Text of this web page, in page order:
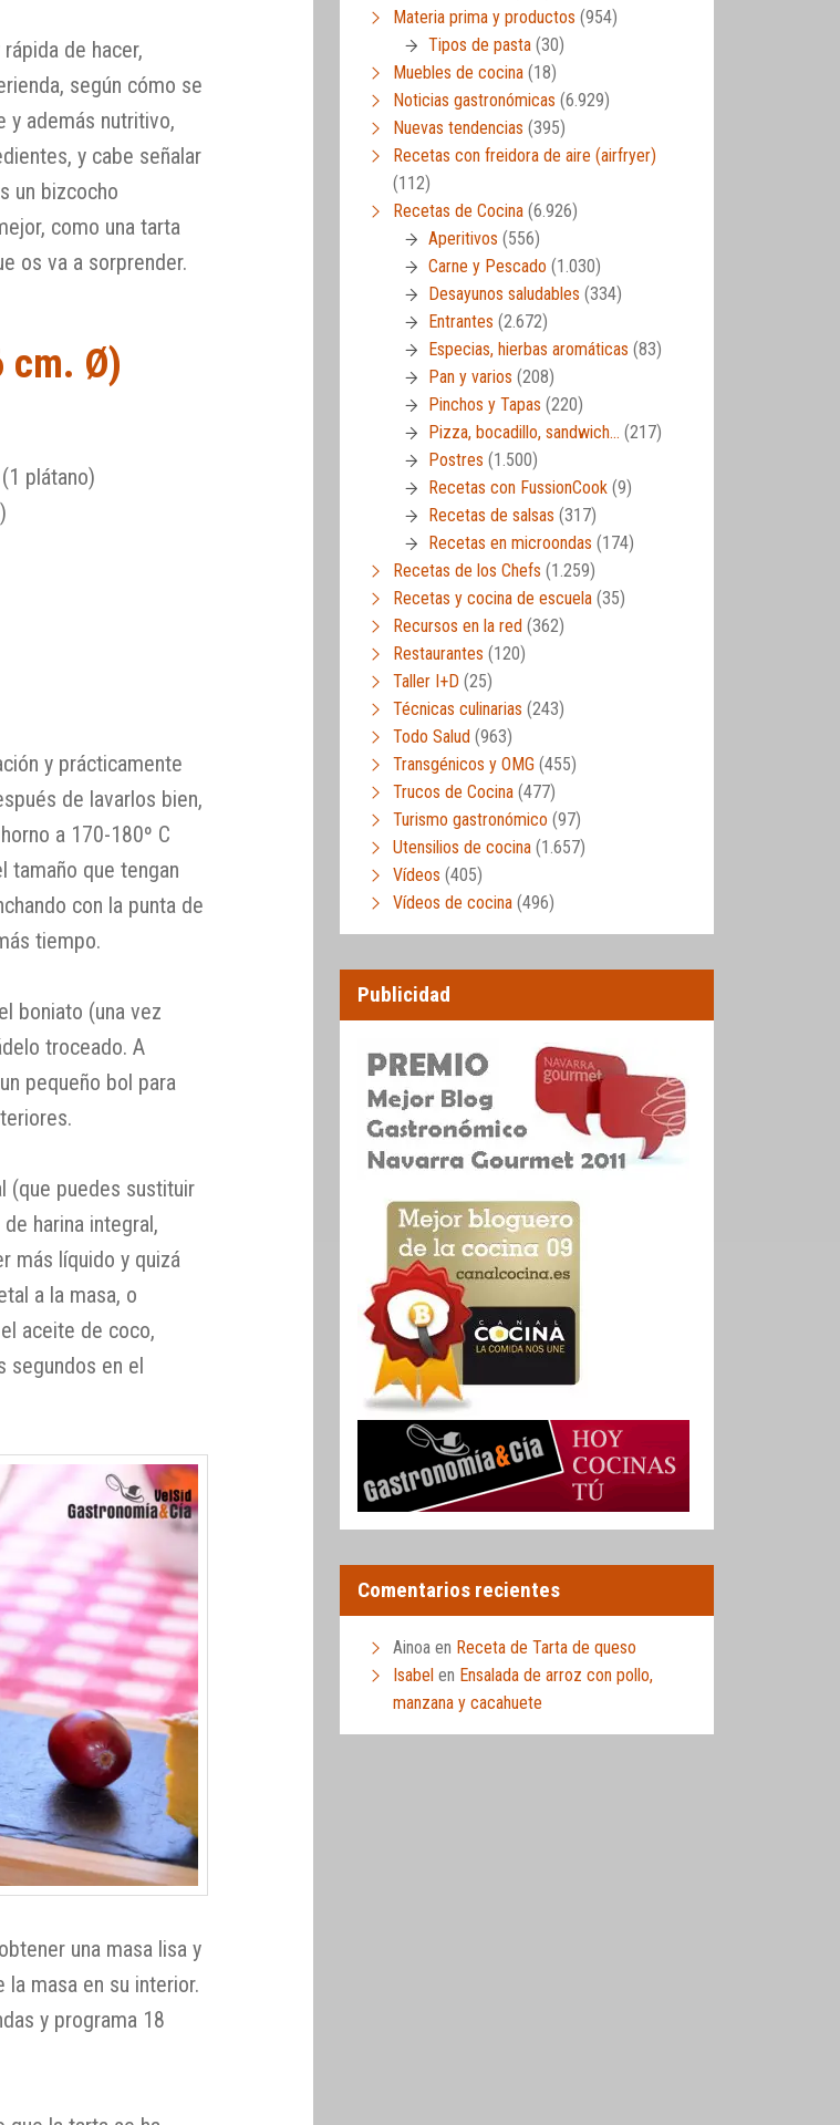
de hacer,
según cómo se
y además nutritivo,
y cabe señalar
un bizcocho
como una tarta
os va a sorprender.
cm. Ø)
plátano)
y prácticamente
de lavarlos bien,
a 170-180º C
tamaño que tengan
con la punta de
tiempo.
boniato (una vez
troceado. A
pequeño bol para
(que puedes sustituir
harina integral,
más líquido y quizá
a la masa, o
aceite de coco,
segundos en el
una masa lisa y
masa en su interior.
y programa 18
Materia prima y productos (954)
Tipos de pasta (30)
Muebles de cocina (18)
Noticias gastronómicas (6.929)
Nuevas tendencias (395)
Recetas con freidora de aire (airfryer)
(112)
Recetas de Cocina (6.926)
Aperitivos (556)
Carne y Pescado (1.030)
Desayunos saludables (334)
Entrantes (2.672)
Especias, hierbas aromáticas (83)
Pan y varios (208)
Pinchos y Tapas (220)
Pizza, bocadillo, sandwich… (217)
Postres (1.500)
Recetas con FussionCook (9)
Recetas de salsas (317)
Recetas en microondas (174)
Recetas de los Chefs (1.259)
Recetas y cocina de escuela (35)
Recursos en la red (362)
Restaurantes (120)
Taller I+D (25)
Técnicas culinarias (243)
Todo Salud (963)
Transgénicos y OMG (455)
Trucos de Cocina (477)
Turismo gastronómico (97)
Utensilios de cocina (1.657)
Vídeos (405)
Vídeos de cocina (496)
Publicidad
Comentarios recientes
Ainoa en Receta de Tarta de queso
Isabel en Ensalada de arroz con pollo,
manzana y cacahuete